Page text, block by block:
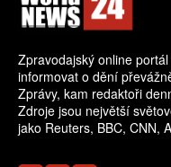
Zpravodajský online
informovat o dění
Zprávy, kam redaktoři
Zdroje jsou největší
jako Reuters, BBC, CNN,